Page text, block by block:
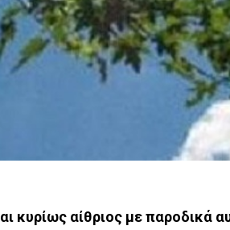
κυρίως αίθριος με παροδικά